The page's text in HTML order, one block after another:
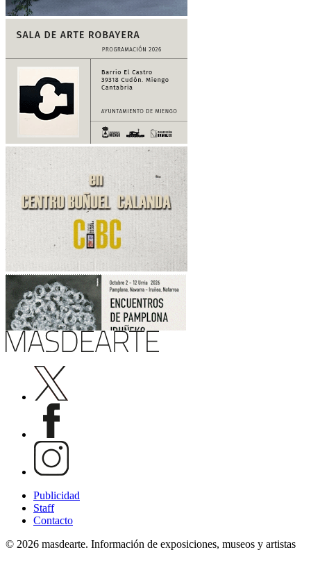
Publicidad
Staff
Contacto
© 2026 masdearte. Información de exposiciones, museos y artistas